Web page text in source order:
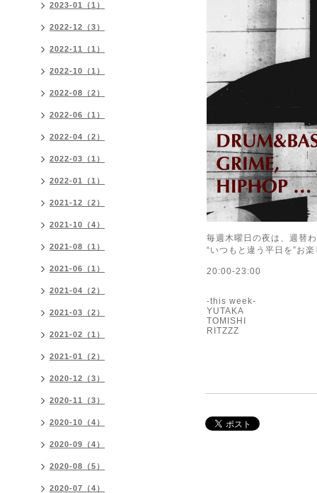
毎週木曜日の夜は、週替
“いつもと違う平日を”お
20:00-23:00
-this week-
YUTAKA
TOMISHI
RITZZZ
2023-01（1）
2022-12（3）
2022-11（1）
2022-10（1）
2022-08（2）
2022-06（1）
2022-04（2）
2022-03（1）
2022-01（1）
2021-12（2）
2021-10（4）
2021-08（1）
2021-06（1）
2021-04（2）
2021-03（2）
2021-02（1）
2021-01（2）
2020-12（3）
2020-11（3）
2020-10（4）
2020-09（4）
2020-08（5）
2020-07（4）